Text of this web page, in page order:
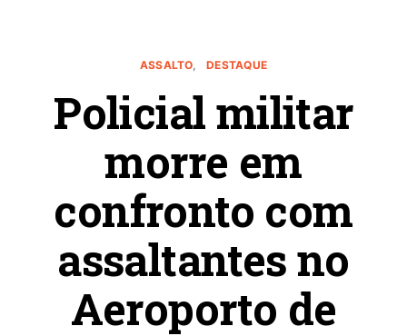
ASSALTO DESTAQUE
Policial militar
morre em
confronto com
assaltantes no
Aeroporto de